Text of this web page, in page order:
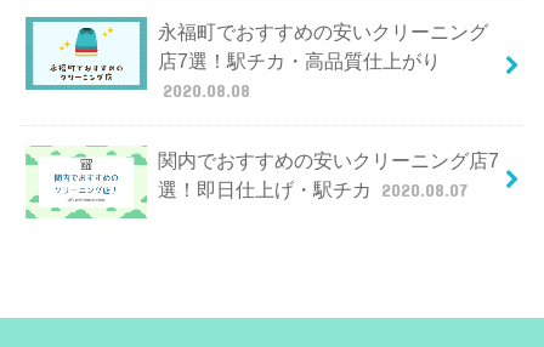
永福町でおすすめの安いクリーニング
店7選！駅チカ・高品質仕上がり
2020.08.08
関内でおすすめの安いクリーニング店7
選！即日仕上げ・駅チカ
2020.08.07